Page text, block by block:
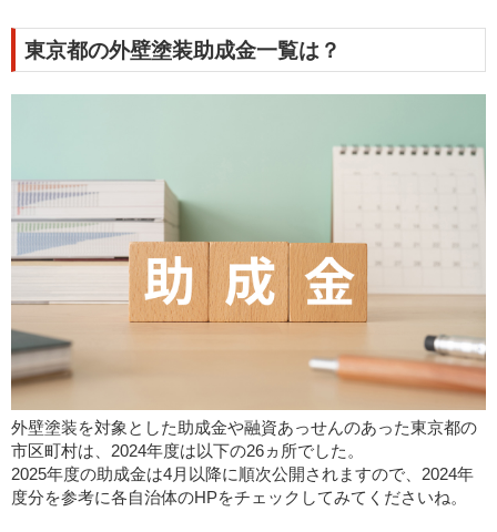
東京都の外壁塗装助成金一覧は？
外壁塗装を対象とした助成金や融資あっせんのあった東京都の
市区町村は、2024年度は以下の26ヵ所でした。
2025年度の助成金は4月以降に順次公開されますので、2024年
度分を参考に各自治体のHPをチェックしてみてくださいね。